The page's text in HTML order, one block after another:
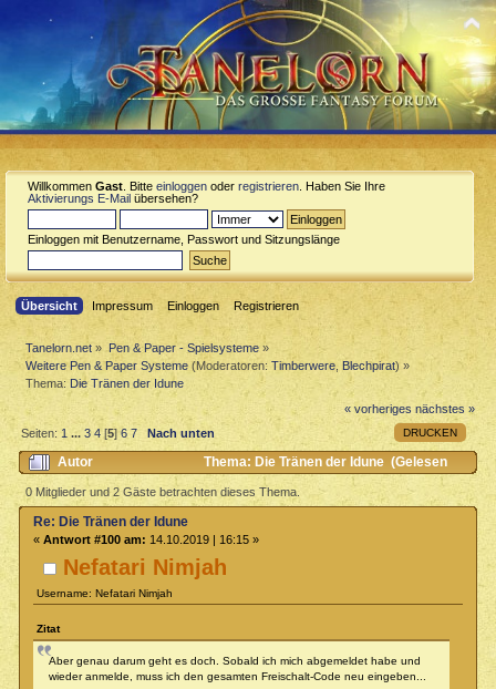
Willkommen Gast . Bitte einloggen oder registrieren . Haben Sie Ihre
Aktivierungs E-Mail übersehen?
Einloggen mit Benutzername, Passwort und Sitzungslänge
Übersicht Impressum Einloggen Registrieren
Tanelorn.net » Pen & Paper - Spielsysteme»
Weitere Pen & Paper Systeme (Moderatoren:Timberwere Blechpirat) »
Thema:Die Tränen der Idune
« vorheriges nächstes »
DRUCKEN
Seiten:1 ...3 4 [5]6 7 Nach unten
Autor
Thema: Die Tränen der Idune (Gelesen
27978 mal)
0 Mitglieder und 2 Gäste betrachten dieses Thema.
Nefatari Nimjah
Username: Nefatari Nimjah
Re: Die Tränen der Idune
« Antwort #100 am: 14.10.2019 | 16:15 »
Zitat
Aber genau darum geht es doch. Sobald ich mich abgemeldet habe und
wieder anmelde, muss ich den gesamten Freischalt-Code neu eingeben...